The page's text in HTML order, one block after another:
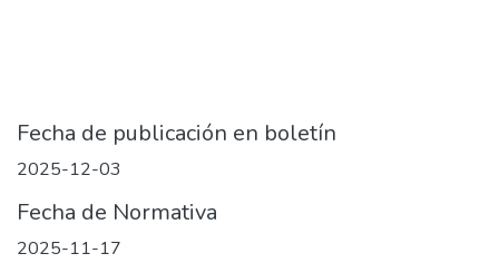
Fecha de publicación en boletín
2025-12-03
Fecha de Normativa
2025-11-17